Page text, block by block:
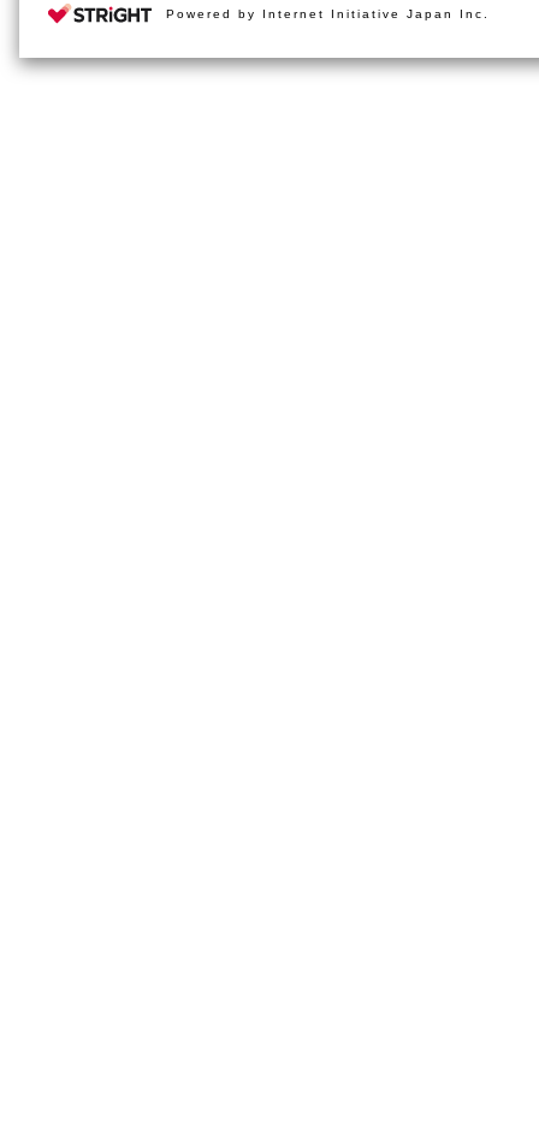
Powered by Internet Initiative Japan Inc.